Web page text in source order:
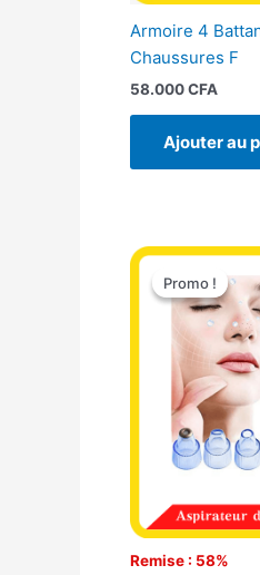
Armoire 4
Chaussures F
58.000CFA
Ajouter au
Promo !
Remise : 58%
Promo !
Le
prix
initial
était :
18.000